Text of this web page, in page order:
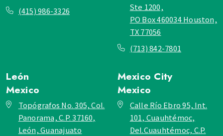
(415) 986-3326
Ste 1200,
PO Box 460034 Houston,
TX 77056
(713) 842-7801
León
Mexico
Topógrafos No. 305, Col.
Panorama, C.P. 37160,
León, Guanajuato
Mexico City
Mexico
Calle Río Ebro 95, Int.
101, Cuauhtémoc,
Del.Cuauhtémoc, C.P.